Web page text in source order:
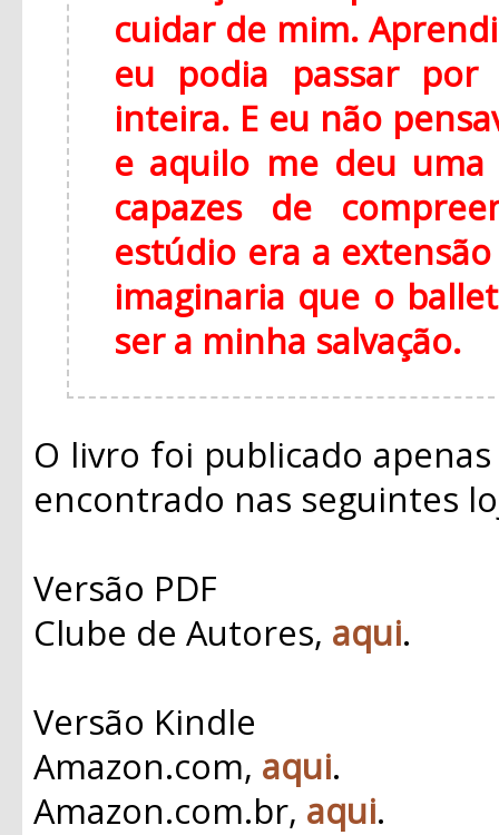
cuidar de mim.
eu podia passar
inteira. E eu não
e aquilo me deu
capazes de
estúdio era a
imaginaria que o
ser a minha salvação.
O livro foi publicado
encontrado nas seguintes
Versão PDF
Clube de Autores, aqui.
Versão Kindle
Amazon.com, aqui.
Amazon.com.br, aqui.